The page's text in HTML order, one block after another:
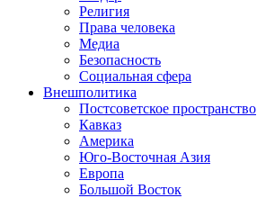
Религия
Права человека
Медиа
Безопасность
Социальная сфера
Внешполитика
Постсоветское пространство
Кавказ
Америка
Юго-Восточная Азия
Европа
Большой Восток